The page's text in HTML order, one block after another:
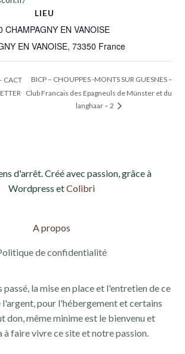
LIEU
CHAMPAGNY EN VANOISE
EN VANOISE, 73350 France
CACT
BICP – CHOUPPES -MONTS SUR GUESNES –
Club Francais des Epagneuls de Münster et du
langhaar – 2
d'arrêt. Créé avec passion, grâce à
Wordpress etColibri
A propos
de confidentialité
passé, la mise en place et l'entretien de ce
pour l'hébergement et certains
don, même minime est le bienvenu et
faire vivre ce site et notre passion.